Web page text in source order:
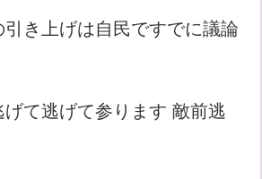
き上げは自民ですでに議論
て逃げて参ります 敵前逃